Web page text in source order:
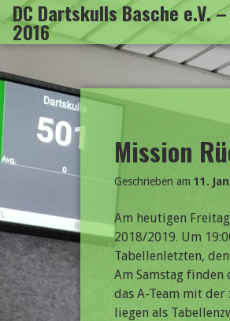
Zum
Inhalt
springen
DC Dartskulls Basche e.V.
2016
Mission
Geschrieben am11.
Am heutigen
2018/2019. Um
Tabellenletzten,
Am Samstag finden
das A-Team mit
liegen als